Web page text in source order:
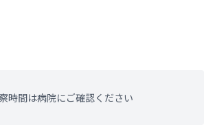
時間は病院にご確認ください